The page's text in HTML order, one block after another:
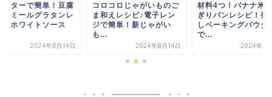
スターで簡単！豆腐
トミールグラタンレ
！ホワイトソース
2024年8月14日
コロコロじゃがいものご
ま和えレシピ♪電子レン
ジで簡単！新じゃがい
も...
2024年8月14日
材料4つ！バナナ米
ぎりパンレシピ！発
しベーキングパウダ
で...
2024年8